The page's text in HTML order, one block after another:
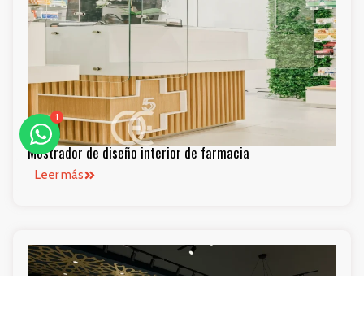
Mostrador de diseño interior de farmacia
Leer más
1